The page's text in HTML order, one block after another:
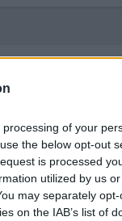
of your
the below opt-out
is processed
utilized by us
may separately
on the IAB’s list of
факта, че е
и